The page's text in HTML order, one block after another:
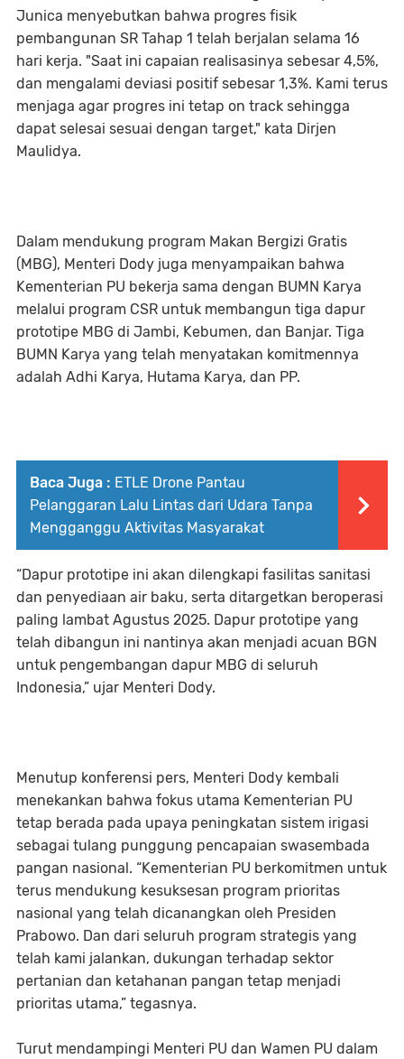
Junica menyebutkan bahwa progres fisik
pembangunan SR Tahap 1 telah berjalan selama 16
hari kerja. "Saat ini capaian realisasinya sebesar 4,5%,
dan mengalami deviasi positif sebesar 1,3%. Kami terus
menjaga agar progres ini tetap on track sehingga
dapat selesai sesuai dengan target," kata Dirjen
Maulidya.
Dalam mendukung program Makan Bergizi Gratis
(MBG), Menteri Dody juga menyampaikan bahwa
Kementerian PU bekerja sama dengan BUMN Karya
melalui program CSR untuk membangun tiga dapur
prototipe MBG di Jambi, Kebumen, dan Banjar. Tiga
BUMN Karya yang telah menyatakan komitmennya
adalah Adhi Karya, Hutama Karya, dan PP.
Baca Juga : ETLE Drone Pantau
Pelanggaran Lalu Lintas dari Udara Tanpa
Mengganggu Aktivitas Masyarakat
“Dapur prototipe ini akan dilengkapi fasilitas sanitasi
dan penyediaan air baku, serta ditargetkan beroperasi
paling lambat Agustus 2025. Dapur prototipe yang
telah dibangun ini nantinya akan menjadi acuan BGN
untuk pengembangan dapur MBG di seluruh
Indonesia,” ujar Menteri Dody.
Menutup konferensi pers, Menteri Dody kembali
menekankan bahwa fokus utama Kementerian PU
tetap berada pada upaya peningkatan sistem irigasi
sebagai tulang punggung pencapaian swasembada
pangan nasional. “Kementerian PU berkomitmen untuk
terus mendukung kesuksesan program prioritas
nasional yang telah dicanangkan oleh Presiden
Prabowo. Dan dari seluruh program strategis yang
telah kami jalankan, dukungan terhadap sektor
pertanian dan ketahanan pangan tetap menjadi
prioritas utama,” tegasnya.
Turut mendampingi Menteri PU dan Wamen PU dalam